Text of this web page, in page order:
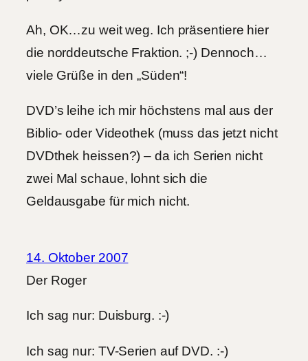
Ah, OK…zu weit weg. Ich präsentiere hier
die norddeutsche Fraktion. ;-) Dennoch…
viele Grüße in den „Süden“!
DVD’s leihe ich mir höchstens mal aus der
Biblio- oder Videothek (muss das jetzt nicht
DVDthek heissen?) – da ich Serien nicht
zwei Mal schaue, lohnt sich die
Geldausgabe für mich nicht.
14. Oktober 2007
Der Roger
Ich sag nur: Duisburg. :-)
Ich sag nur: TV-Serien auf DVD. :-)